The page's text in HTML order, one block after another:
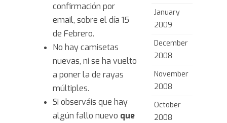
confirmación por
email, sobre el día 15
de Febrero.
No hay camisetas
nuevas, ni se ha vuelto
a poner la de rayas
múltiples.
Si observáis que hay
algún fallo nuevo que
January
2009
December
2008
November
2008
October
2008